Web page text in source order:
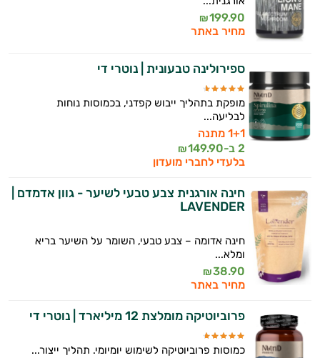
199.90
₪
מחיר באתר
ספירולינה טבעונית | נוטרי די
מופקת בתהליך ייבוש קפדני, בכמוסות נוחות
לבליעה...
1+1 מתנה
2 ב-
149.90
₪
בלעדי לחברי מועדון
חינה אורגנית צבע טבעי לשיער - גוון אדמדם |
LAVENDER
חינה אדומה – צבע טבעי, השומר על השיער בריא
ומלא...
38.90
₪
מחיר באתר
פרוביוטיקה מומלצת 12 מיליארד | נוטרי די
כמוסות פרוביוטיקה לשימוש יומיומי. תהליך ייצור...
ולמצב הגופני שלך, ולהסביר לך אילו רכיבים
עובדים יחד כדי למקסם תוצאות גם בחיי היום
יום וגם בתחום הכושר והספורט.
המטרה שלי היא להתאים עבורך המלצות
אישיות מבוססות מדעית.
זה הזמן להתחיל. איך אוכל לעזור?